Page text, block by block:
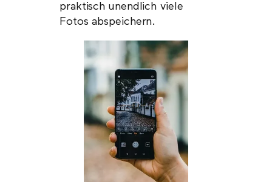
praktisch unendlich viele
Fotos abspeichern.